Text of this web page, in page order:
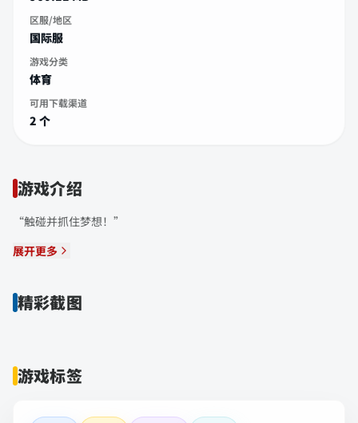
区服/地区
国际服
游戏分类
体育
可用下载渠道
2 个
游戏介绍
“触碰并抓住梦想！”
展开更多
精彩截图
游戏标签